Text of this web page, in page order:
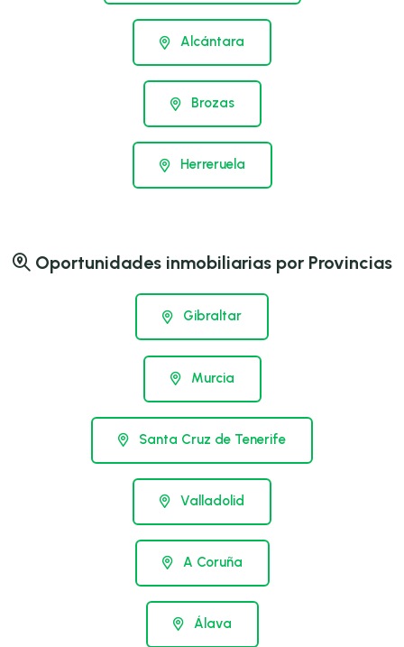
Alcántara
Brozas
Herreruela
Oportunidades inmobiliarias por Provincias
Gibraltar
Murcia
Santa Cruz de Tenerife
Valladolid
A Coruña
Álava